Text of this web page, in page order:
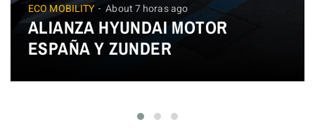
ECO MOBILITY About 7 horas ago
ALIANZA HYUNDAI MOTOR
ESPAÑA Y ZUNDER